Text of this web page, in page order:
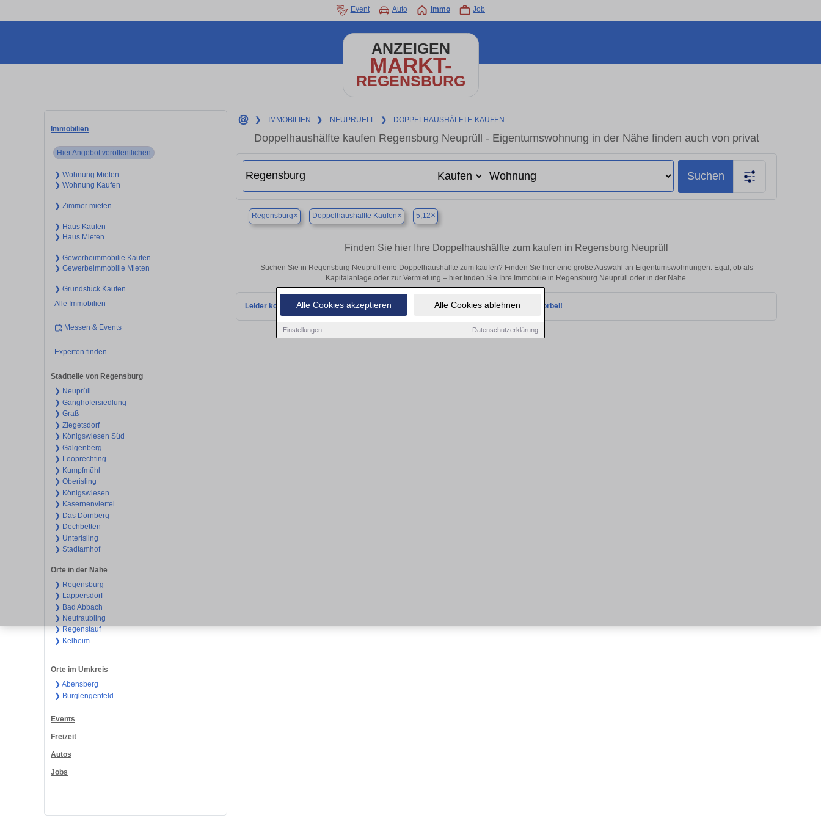
Alle Cookies akzeptieren Alle Cookies ablehnen
Einstellungen Datenschutzerklärung
Event Auto Immo Job
ANZEIGEN
MARKT-
REGENSBURG
Immobilien
Hier Angebot veröffentlichen
❯ Wohnung Mieten
❯ Wohnung Kaufen
❯ Zimmer mieten
❯ Haus Kaufen
❯ Haus Mieten
❯ Gewerbeimmobilie Kaufen
❯ Gewerbeimmobilie Mieten
❯ Grundstück Kaufen
Alle Immobilien
Messen & Events
Experten finden
Stadtteile von Regensburg
❯ Neuprüll
❯ Ganghofersiedlung
❯ Graß
❯ Ziegetsdorf
❯ Königswiesen Süd
❯ Galgenberg
❯ Leoprechting
❯ Kumpfmühl
❯ Oberisling
❯ Königswiesen
❯ Kasernenviertel
❯ Das Dörnberg
❯ Dechbetten
❯ Unterisling
❯ Stadtamhof
Orte in der Nähe
❯ Regensburg
❯ Lappersdorf
❯ Bad Abbach
❯ Neutraubling
❯ Regenstauf
❯ Kelheim
Orte im Umkreis
❯ Abensberg
❯ Burglengenfeld
Events
Freizeit
Autos
Jobs
❯ IMMOBILIEN ❯ NEUPRUELL ❯ DOPPELHAUSHÄLFTE-KAUFEN
Doppelhaushälfte kaufen Regensburg Neuprüll - Eigentumswohnung in der Nähe finden auch von privat
Suchen
Regensburg× Doppelhaushälfte Kaufen× 5,12×
Finden Sie hier Ihre Doppelhaushälfte zum kaufen in Regensburg Neuprüll
Suchen Sie in Regensburg Neuprüll eine Doppelhaushälfte zum kaufen? Finden Sie hier eine große Auswahl an Eigentumswohnungen. Egal, ob als
Kapitalanlage oder zur Vermietung – hier finden Sie Ihre Immobilie in Regensburg Neuprüll oder in der Nähe.
Leider konnten wir derzeit keine passenden Objekte finden. Schauen Sie bald wieder vorbei!